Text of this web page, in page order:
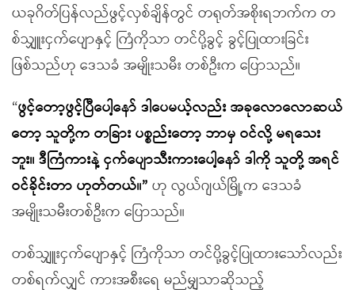
ယခုဂိတ်ပြန်လည်ဖွင့်လှစ်ချိန်တွင် တရုတ်အစိုးရဘက်က တ
စ်သျှူးငှက်ပျောနှင့် ကြံကိုသာ တင်ပို့ခွင့် ခွင့်ပြုထားခြင်း
ဖြစ်သည်ဟု ဒေသခံ အမျိုးသမီး တစ်ဦးက ပြောသည်။
“ဖွင့်တော့ဖွင့်ပြီပေါ့နော် ဒါပေမယ့်လည်း အခုလောလောဆယ်
တော့ သူတို့က တခြား ပစ္စည်းတော့ ဘာမှ ဝင်လို့ မရသေး
ဘူး။ ဒီကြံကားနဲ့ ငှက်ပျောသီးကားပေါ့နော် ဒါကို သူတို့ အရင်
ဝင်ခိုင်းတာ ဟုတ်တယ်။” ဟု လွယ်ဂျယ်မြို့က ဒေသခံ
အမျိုးသမီးတစ်ဦးက ပြောသည်။
တစ်သျှူးငှက်ပျောနှင့် ကြံကိုသာ တင်ပို့ခွင့်ပြုထားသော်လည်း
တစ်ရက်လျှင် ကားအစီးရေ မည်မျှသာဆိုသည့်